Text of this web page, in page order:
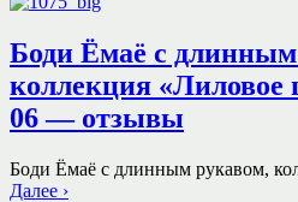
Боди Ёмаё с
коллекция «Лиловое
06 — отзывы
Боди Ёмаё с длинным рукавом,
Далее ›